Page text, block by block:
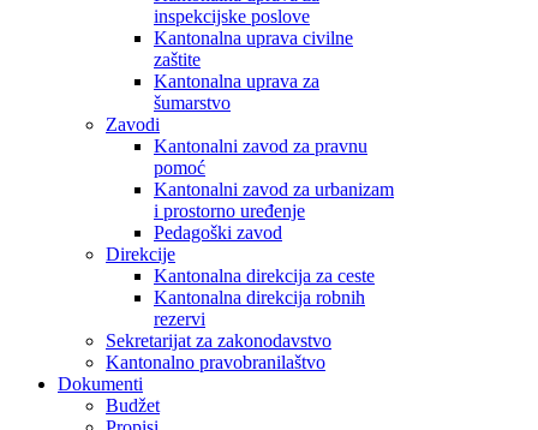
inspekcijske poslove
Kantonalna uprava civilne
zaštite
Kantonalna uprava za
šumarstvo
Zavodi
Kantonalni zavod za pravnu
pomoć
Kantonalni zavod za urbanizam
i prostorno uređenje
Pedagoški zavod
Direkcije
Kantonalna direkcija za ceste
Kantonalna direkcija robnih
rezervi
Sekretarijat za zakonodavstvo
Kantonalno pravobranilaštvo
Dokumenti
Budžet